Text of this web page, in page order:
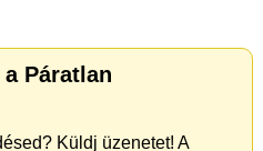
Páratlan
Küldj üzenetet! A